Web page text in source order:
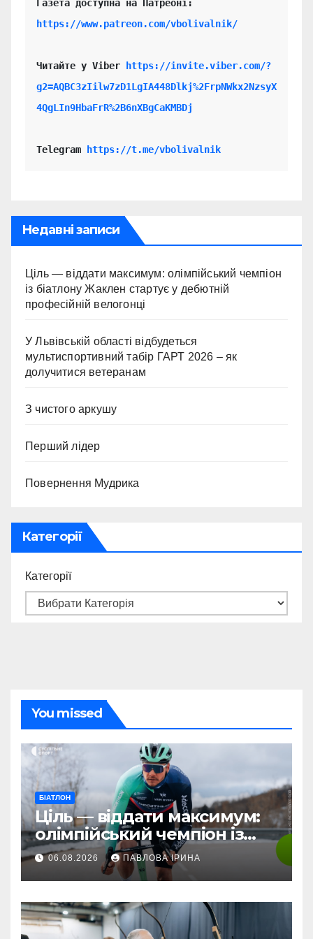
https://www.patreon.com/vbolivalnik/
Читайте у Viber
https://invite.viber.com/?
g2=AQBC3zIilw7zD1LgIA448Dlkj%2FrpNWkx2NzsyX
4QgLIn9HbaFrR%2B6nXBgCaKMBDj
Telegram https://t.me/vbolivalnik
Недавні записи
Ціль — віддати максимум: олімпійський чемпіон
із біатлону Жаклен стартує у дебютній
професійній велогонці
У Львівській області відбудеться
мультиспортивний табір ГАРТ 2026 – як
долучитися ветеранам
З чистого аркушу
Перший лідер
Повернення Мудрика
Категорії
Категорії
You missed
БІАТЛОН
Ціль — віддати максимум:
олімпійський чемпіон із
біатлону Жаклен стартує у
дебютній професійній
велогонці
06.08.2026 ПАВЛОВА ІРИНА